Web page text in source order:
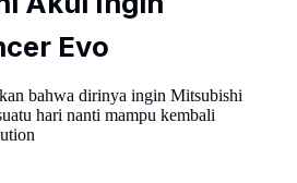
Evo
bahwa dirinya ingin Mitsubishi
hari nanti mampu kembali